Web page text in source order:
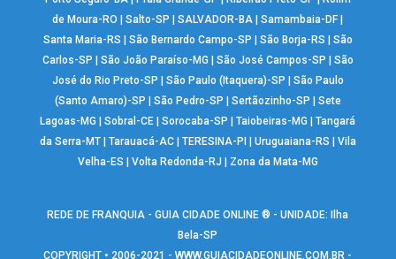
de Moura-RO |Salto-SP |SALVADOR-BA |Samambaia-DF |
Santa Maria-RS | São Bernardo Campo-SP | São Borja-RS | São
Carlos-SP | São João Paraíso-MG | São José Campos-SP | São
José do Rio Preto-SP | São Paulo (Itaquera)-SP | São Paulo
(Santo Amaro)-SP | São Pedro-SP | Sertãozinho-SP | Sete
Lagoas-MG |Sobral-CE |Sorocaba-SP |Taiobeiras-MG |Tangará
da Serra-MT| Tarauacá-AC| TERESINA-PI | Uruguaiana-RS | Vila
Velha-ES | Volta Redonda-RJ | Zona da Mata-MG
REDE DE FRANQUIA - GUIA CIDADE ONLINE ® - UNIDADE: Ilha
Bela-SP
COPYRIGHT • 2006-2021 -WWW.GUIACIDADEONLINE.COM.BR -